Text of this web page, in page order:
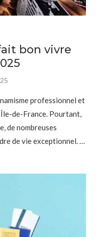
bon vivre
professionnel et
de-France. Pourtant,
de nombreuses
de vie exceptionnel. …